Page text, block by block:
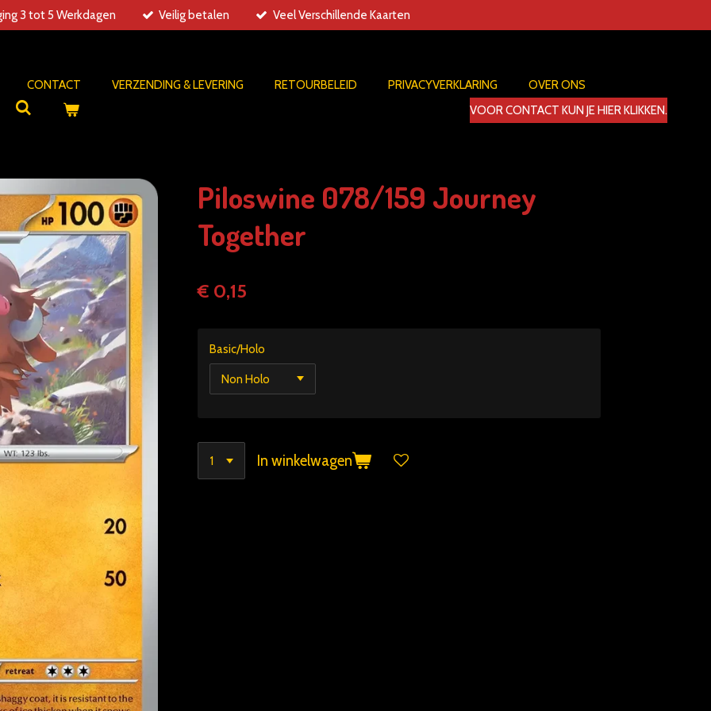
3 tot 5 Werkdagen Veilig betalen Veel Verschillende Kaarten
CONTACT VERZENDING & LEVERING RETOURBELEID PRIVACYVERKLARING
OVER ONS
VOOR CONTACT KUN JE HIER KLIKKEN.
Piloswine 078/159 Journey
Together
€ 0,15
Basic/Holo
In winkelwagen